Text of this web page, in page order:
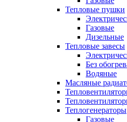
Тепловые пушки
Газовые
Дизельные
Тепловые завесы
Без
Водяные
Масляные
Теплогенераторы
Газовые